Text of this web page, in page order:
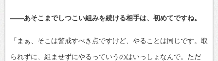
――あそこまでしつこい組みを続ける相手は、初めてですね。
「まぁ、そこは警戒すべき点ですけど、やることは同じです。取
られずに、組ませずにやるっていうのはいっしょなんで。ただ